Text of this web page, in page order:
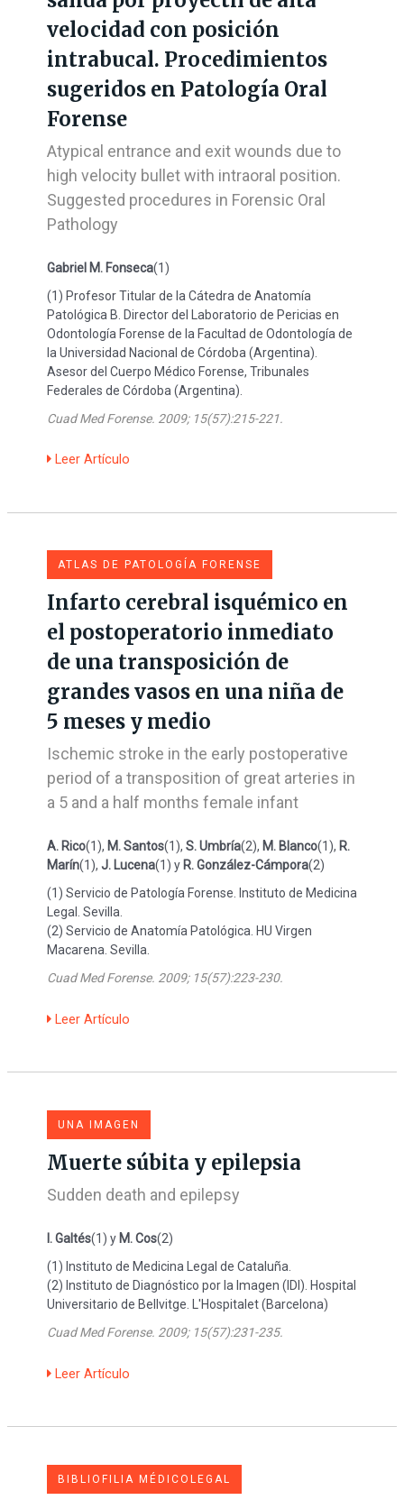
velocidad con posición
intrabucal. Procedimientos
sugeridos en Patología Oral
Forense
Atypical entrance and exit wounds due to
high velocity bullet with intraoral position.
Suggested procedures in Forensic Oral
Pathology
Gabriel M. Fonseca(1)
(1) Profesor Titular de la Cátedra de Anatomía
Patológica B. Director del Laboratorio de Pericias en
Odontología Forense de la Facultad de Odontología de
la Universidad Nacional de Córdoba (Argentina).
Asesor del Cuerpo Médico Forense, Tribunales
Federales de Córdoba (Argentina).
Cuad Med Forense. 2009; 15(57):215-221.
Leer Artículo
ATLAS DE PATOLOGÍA FORENSE
Infarto cerebral isquémico en
el postoperatorio inmediato
de una transposición de
grandes vasos en una niña de
5 meses y medio
Ischemic stroke in the early postoperative
period of a transposition of great arteries in
a 5 and a half months female infant
A. Rico(1), M. Santos(1), S. Umbría(2), M. Blanco(1), R.
Marín(1), J. Lucena(1) y R. González-Cámpora(2)
(1) Servicio de Patología Forense. Instituto de Medicina
Legal. Sevilla.
(2) Servicio de Anatomía Patológica. HU Virgen
Macarena. Sevilla.
Cuad Med Forense. 2009; 15(57):223-230.
Leer Artículo
UNA IMAGEN
Muerte súbita y epilepsia
Sudden death and epilepsy
I. Galtés(1) y M. Cos(2)
(1) Instituto de Medicina Legal de Cataluña.
(2) Instituto de Diagnóstico por la Imagen (IDI). Hospital
Universitario de Bellvitge. L'Hospitalet (Barcelona)
Cuad Med Forense. 2009; 15(57):231-235.
Leer Artículo
BIBLIOFILIA MÉDICOLEGAL